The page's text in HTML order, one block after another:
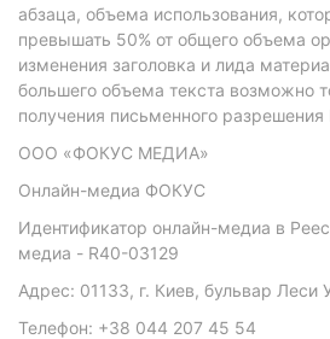
абзаца, объема использования,
превышать 50% от общего объема
изменения заголовка и лида
большего объема текста возможно
получения письменного разрешения
ООО «ФОКУС МЕДИА»
Онлайн-медиа ФОКУС
Идентификатор онлайн-медиа в
медиа - R40-03129
Адрес: 01133, г. Киев, бульвар Леси
Телефон: +38 044 207 45 54